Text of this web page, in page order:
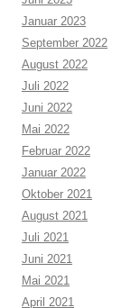
Januar 2023
September 2022
August 2022
Juli 2022
Juni 2022
Mai 2022
Februar 2022
Januar 2022
Oktober 2021
August 2021
Juli 2021
Juni 2021
Mai 2021
April 2021